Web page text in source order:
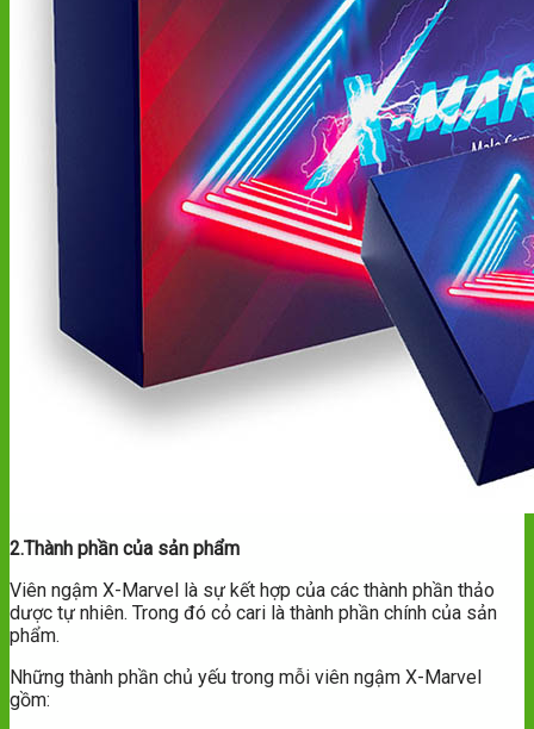
2.Thành phần của sản phẩm
Viên ngậm X-Marvel là sự kết hợp của các thành phần thảo
dược tự nhiên. Trong đó cỏ cari là thành phần chính của sản
phẩm.
Những thành phần chủ yếu trong mỗi viên ngậm X-Marvel
gồm: